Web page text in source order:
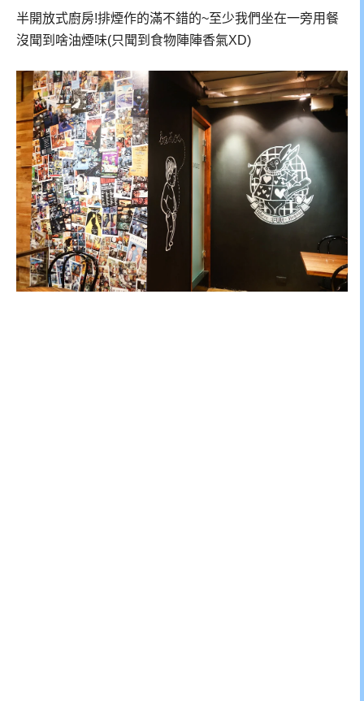
半開放式廚房!排煙作的滿不錯的~至少我們坐在一旁用餐
沒聞到啥油煙味(只聞到食物陣陣香氣XD)